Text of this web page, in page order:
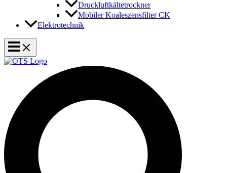
Druckluftkältetrockner
Mobiler Koaleszensfilter CK
Elektrotechnik